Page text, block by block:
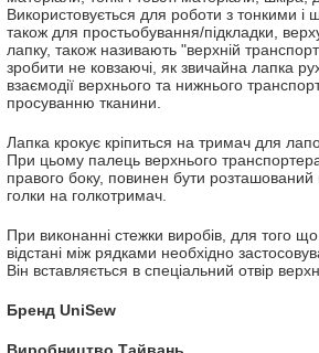
Використовується для роботи з тонкими і
також для простьобування/підкладки,
лапку, також називають "верхній
зробити не ковзаючі, як звичайна лапка
взаємодії верхнього та нижнього
просуванню тканини.
Лапка крокує кріпиться на тримач для
При цьому палець верхнього
правого боку, повинен бути розташований
голки на голкотримач.
При виконанні стежки виробів, для того
відстані між рядками необхідно
Він вставляється в спеціальний отвір
Бренд UniSew